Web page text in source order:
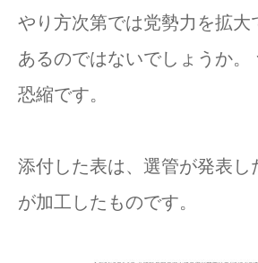
やり方次第では党勢力を拡大
あるのではないでしょうか。
恐縮です。
添付した表は、選管が発表し
が加工したものです。